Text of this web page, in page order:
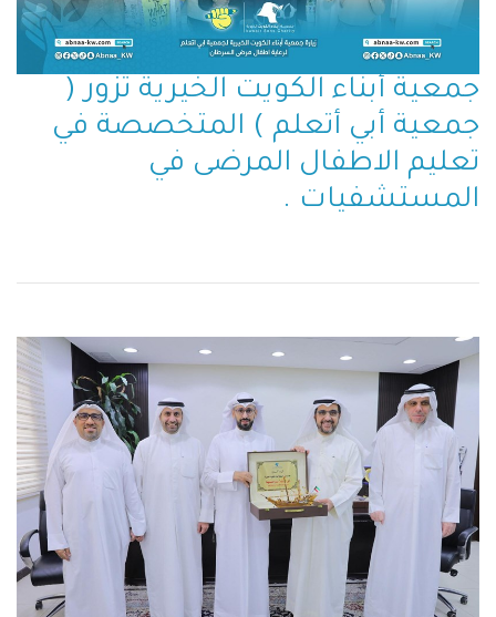
جمعية أبناء الكويت الخيرية تزور (
جمعية أبي أتعلم ) المتخصصة في
تعليم الاطفال المرضى في
المستشفيات .